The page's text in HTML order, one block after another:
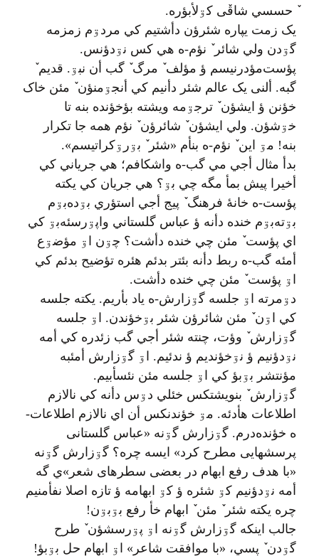
ٚ حسسي شاقٚی کۊلأبؤره.
يک زمت يپاره شئرؤن دأشتيم کي مردۊم زمزمه
گۊدن ولي شائر ٚ نؤم-ه هي کس نۊدؤنس.
پؤست‌مؤدرنيسم ؤ مؤلف ٚ مرگ ٚ گب أن نبۊ. قديم ٚ
گبه. ألنی یک عالم شئر دأنيم کي أنجۊمنؤن ٚ مئن خاک
خؤنن ؤ ايشؤن ٚ ترجۊمه ويشته بؤخؤنده بنه تا
خۊشؤن. ولي ايشؤن ٚ شائرؤن ٚ نؤم همه جا تکرار
بنه! مۊ اين ٚ نؤم-ه بنأم «شئر ٚ بۊرۊکراتيسم».
بدأ مثال أجي مي گب-ه واشکافم؛ هي جرياني کي
أخيرا پيش بمأ مگه چي بۊ؟ هي جريان کي یکته
پؤست-ه خانهٔ فرهنگ ٚ پيج أجي استؤري بۊده‌بۊم
بۊته‌بۊم خنده دأنه ؤ عباس گلستاني واپۊرسئه‌بۊ کي
اي پؤست ٚ مئن چي خنده دأشت؟ چۊن اۊ مؤضۊع
أمئه گب-ه ربط دأنه بئتر بدئم هئره تؤضيح بدئم کي
اۊ پؤست ٚ مئن چي خنده دأشت.
دۊمرته اۊ جلسه گۊزارش-ه ياد بأريم. يکته جلسه
کي اۊن ٚ مئن شائرؤن شئر بۊخؤندن. اۊ جلسه
گۊزارش ٚ وؤت، چنته شئر أجي گب زئدره کي أمه
نۊدؤنيم ؤ نۊخؤنديم ؤ ندئيم. اۊ گۊزارش أمئبه
مؤنتشر بۊبؤ کي اۊ جلسه مئن نئسأبيم.
گۊزارش ٚ بنويشتکس خئلي دۊس دأنه کي نالازم
اطلاعات هأدئه. مۊ خؤندنکس أن اي نالازم اطلاعات-
ه خؤنده‌درم. گۊزارش گۊنه «عباس گلستانی
پرسشهایی مطرح کرد» ايسه چره؟ گۊزارش گۊنه
«با هدف رفع ابهام در بعضی سطرهای شعر»ي گه
أمه نۊدؤنيم کۊ شئره ؤ کۊ ابهامه ؤ تازه اصلا نفأمنيم
چره يکته شئر ٚ مئن ٚ ابهام خأ رفع بۊبۊن!
جالب اينکه گۊزارش گۊنه اۊ پۊرسشؤن ٚ طرح
گۊدن ٚ پسي، «با موافقت شاعر» اۊ ابهام حل بۊبؤ!